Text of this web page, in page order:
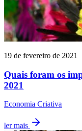
19 de fevereiro de 2021
Quais foram os
2021
Economia Criativa
ler mais